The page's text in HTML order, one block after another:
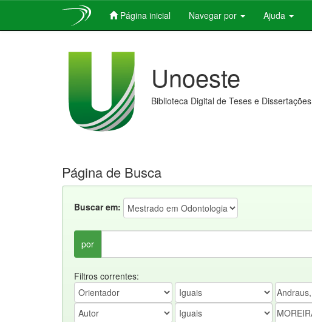
Página inicial Navegar por Ajuda
Unoeste
Biblioteca Digital de Teses e Dissertações
Página de Busca
Buscar em:
por
Filtros correntes: